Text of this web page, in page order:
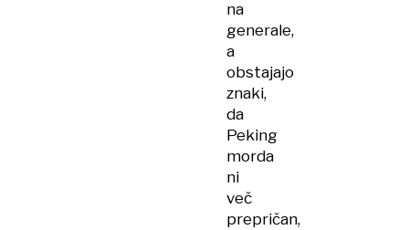
na
generale,
a
obstajajo
znaki,
da
Peking
morda
ni
več
prepričan,